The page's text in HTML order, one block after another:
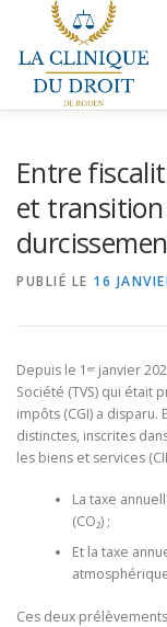
contenu
LE BUREAU
Entre
et transition
PUBLIÉ LE 16
Depuis le 1ᵉʳ janvier
Société (TVS) qui était
impôts (CGI) a
distinctes, inscrites
les biens et services
La taxe
(CO₂) ;
Et la taxe
Ces deux